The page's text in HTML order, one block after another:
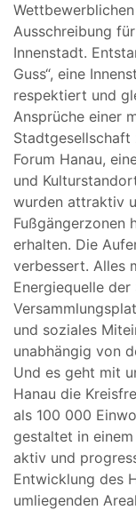
Ausschreibung
Innenstadt.
Guss“, eine
respektiert und
Ansprüche einer
Forum Hanau,
und
wurden attraktiv
Fußgängerzonen
erhalten. Die
verbessert. Alles
Energiequelle
und soziales
unabhängig von
Und es geht mit
Hanau die
als 100 000
gestaltet in
aktiv und
Entwicklung des
umliegenden